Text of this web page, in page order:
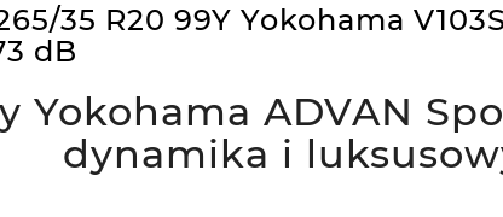
35 R20 99Y Yokohama
dB
Yokohama ADVAN
dynamika i